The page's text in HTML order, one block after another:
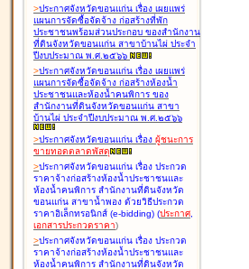
>ประกาศจังหวัดขอนแก่น เรื่อง เผยแพร่
แผนการจัดซื้อจัดจ้าง ก่อสร้างที่พัก
ประชาชนพร้อมส่วนประกอบ ของสำนักงาน
ที่ดินจังหวัดขอนแก่น สาขาบ้านไผ่ ประจำ
ปีงบประมาณ พ.ศ.๒๕๖๖
>ประกาศจังหวัดขอนแก่น เรื่อง เผยแพร่
แผนการจัดซื้อจัดจ้าง ก่อสร้างห้องน้ำ
ประชาชนและห้องน้ำคนพิการ ของ
สำนักงานที่ดินจังหวัดขอนแก่น สาขา
บ้านไผ่ ประจำปีงบประมาณ พ.ศ.๒๕๖๖
>ประกาศจังหวัดขอนแก่น เรื่อง ผู้ชนะการ
ขายทอดตลาดพัสดุ
>ประกาศจังหวัดขอนแก่น เรื่อง ประกวด
ราคาจ้างก่อสร้างห้องน้ำประชาชนและ
ห้องน้ำคนพิการ สำนักงานที่ดินจังหวัด
ขอนแก่น สาขาน้ำพอง ด้วยวิธีประกวด
ราคาอิเล็กทรอนิกส์ (e-bidding) (ประกาศ,
เอกสารประกวดราคา)
>ประกาศจังหวัดขอนแก่น เรื่อง ประกวด
ราคาจ้างก่อสร้างห้องน้ำประชาชนและ
ห้องน้ำคนพิการ สำนักงานที่ดินจังหวัด